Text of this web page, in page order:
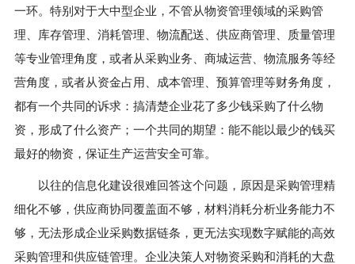
一环。特别对于大中型企业，不管从物资管理领域的采购管
理、库存管理、消耗管理、物流配送、供应商管理、质量管理
等专业管理角度，或者从采购业务、商城运营、物流服务等经
营角度，或者从资金占用、成本管理、预算管理等财务角度，
都有一个共同的诉求：搞清楚企业花了多少钱采购了什么物
资，形成了什么资产；一个共同的期望：能不能以最少的钱买
最好的物资，保证生产运营安全可靠。
以往的信息化建设很难回答这个问题，原因是采购管理精
细化不够，供应商协同覆盖面不够，材料消耗分析业务能力不
够，无法形成企业采购数据链条，更无法实现数字赋能的高效
采购管理和供应链管理。企业决策人对物资采购和消耗的大盘